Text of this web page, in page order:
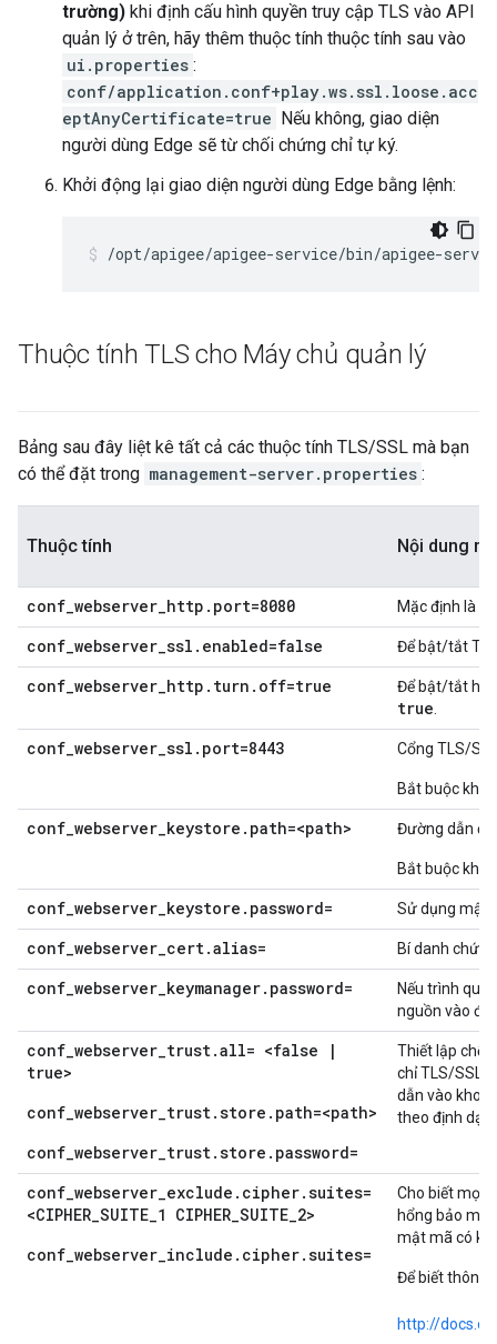
trường) khi định cấu hình quyền truy cập TLS vào API
quản lý ở trên, hãy thêm thuộc tính thuộc tính sau vào
ui.properties :
conf/application.conf+play.ws.ssl.loose.acc
eptAnyCertificate=true Nếu không, giao diện
người dùng Edge sẽ từ chối chứng chỉ tự ký.
Khởi động lại giao diện người dùng Edge bằng lệnh:
/opt/apigee/apigee-service/bin/apigee-
Thuộc tính TLS cho Máy chủ quản lý
Bảng sau đây liệt kê tất cả các thuộc tính TLS/SSL mà bạn
có thể đặt trong management-server.properties :
Thuộc tính Nội dung
conf_webserver_http.port=8080 Mặc định là
conf_webserver_ssl.enabled=false Để bật/tắt
conf_webserver_http.turn.off=true Để bật/tắt
true
conf_webserver_ssl.port=8443 Cổng TLS/
Bắt buộc khi
conf_webserver_keystore.path=<path> Đường dẫn
Bắt buộc khi
conf_webserver_keystore.password= Sử dụng mật
conf_webserver_cert.alias= Bí danh
conf_webserver_keymanager.password=
Nếu trình
nguồn vào
conf_webserver_trust.all= <false |
true>
conf_webserver_trust.store.path=<path>
conf_webserver_trust.store.password=
Thiết lập chế
chỉ TLS/SSL
dẫn vào kho
theo định
conf_webserver_exclude.cipher.suites=
<CIPHER_SUITE_1 CIPHER_SUITE_2>
conf_webserver_include.cipher.suites=
Cho biết mọi
hổng bảo
mật mã có
Để biết thông
http://